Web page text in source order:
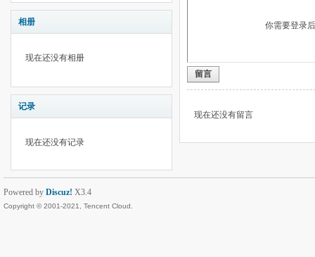
相册
现在还没有相册
记录
现在还没有记录
你需要登录
留言
现在还没有留言
Powered by Discuz! X3.4
Copyright © 2001-2021, Tencent Cloud.